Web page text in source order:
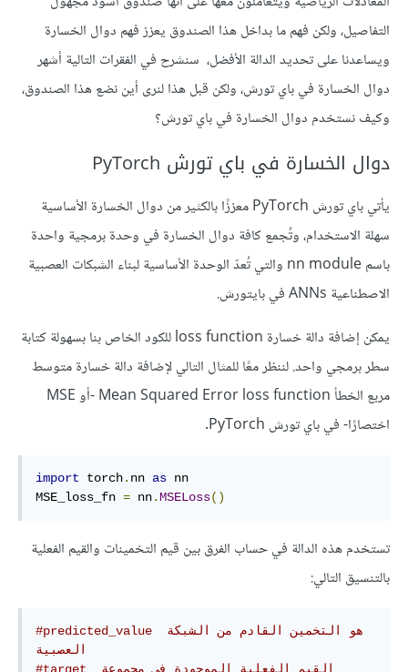
التفاصيل، ولكن فهم ما بداخل هذا الصندوق يعزز فهم دوال الخسارة
ويساعدنا على تحديد الدالة الأفضل، سنشرح في الفقرات التالية أشهر
دوال الخسارة في باي تورش، ولكن قبل هذا لنرى أين نضع هذا الصندوق،
وكيف نستخدم دوال الخسارة في باي تورش؟
دوال الخسارة في باي تورش PyTorch
يأتي باي تورش PyTorch معززًا بالكثير من دوال الخسارة الأساسية
سهلة الاستخدام، وتُجمع كافة دوال الخسارة في وحدة برمجية واحدة
باسم nn module والتي تُعدّ الوحدة الأساسية لبناء الشبكات العصبية
الاصطناعية ANNs في بايتورش.
يمكن إضافة دالة خسارة loss function للكود الخاص بنا بسهولة كتابة
سطر برمجي واحد. لننظر معًا للمثال التالي لإضافة دالة خسارة متوسط
مربع الخطأ Mean Squared Error loss function -أو MSE
اختصارًا- في باي تورش PyTorch.
import torch. nn as nn
MSE_loss_fn = nn.MSELoss()
تستخدم هذه الدالة في حساب الفرق بين قيم التخمينات والقيم الفعلية
بالتنسيق التالي:
#predicted_value هو التخمين القادم من الشبكة